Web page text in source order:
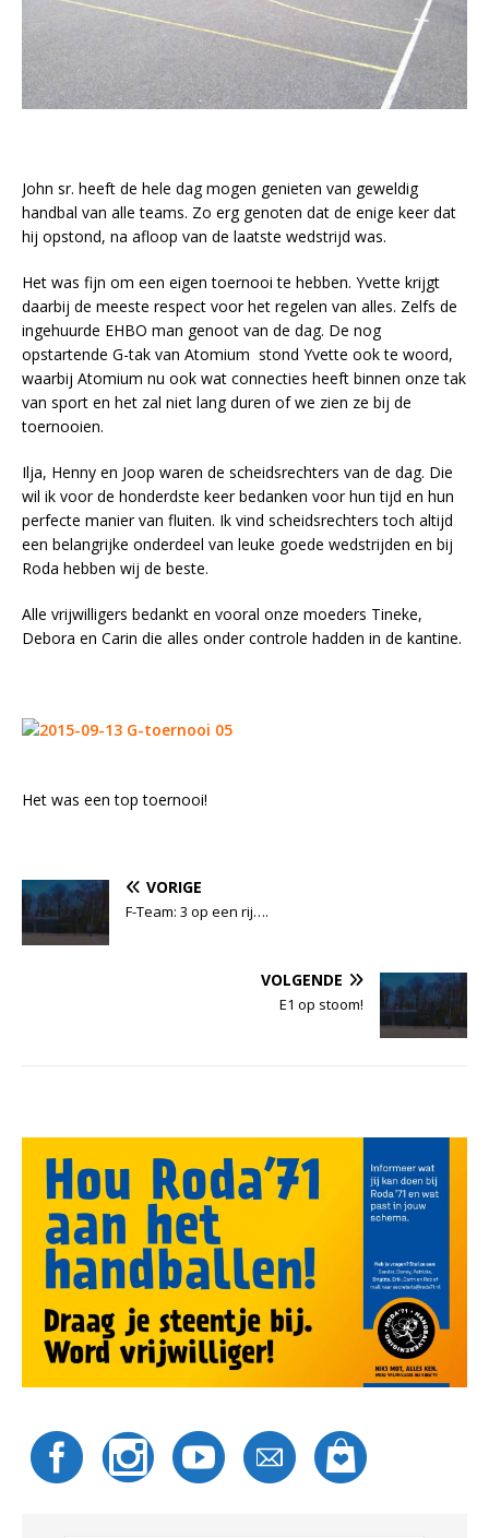
John sr. heeft de hele dag mogen genieten van geweldig
handbal van alle teams. Zo erg genoten dat de enige keer dat
hij opstond, na afloop van de laatste wedstrijd was.
Het was fijn om een eigen toernooi te hebben. Yvette krijgt
daarbij de meeste respect voor het regelen van alles. Zelfs de
ingehuurde EHBO man genoot van de dag. De nog
opstartende G-tak van Atomium stond Yvette ook te woord,
waarbij Atomium nu ook wat connecties heeft binnen onze tak
van sport en het zal niet lang duren of we zien ze bij de
toernooien.
Ilja, Henny en Joop waren de scheidsrechters van de dag. Die
wil ik voor de honderdste keer bedanken voor hun tijd en hun
perfecte manier van fluiten. Ik vind scheidsrechters toch altijd
een belangrijke onderdeel van leuke goede wedstrijden en bij
Roda hebben wij de beste.
Alle vrijwilligers bedankt en vooral onze moeders Tineke,
Debora en Carin die alles onder controle hadden in de kantine.
Het was een top toernooi!
VORIGE
F-Team: 3 op een rij….
VOLGENDE
E1 op stoom!